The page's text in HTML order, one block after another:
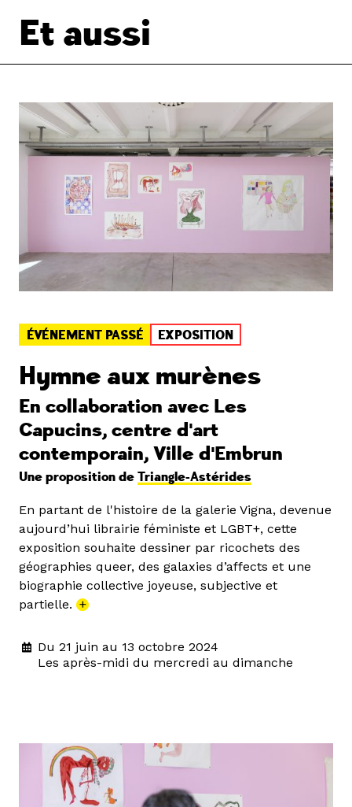
Et aussi
ÉVÉNEMENT PASSÉ EXPOSITION
Hymne aux murènes
En collaboration avec Les
Capucins, centre d'art
contemporain, Ville d'Embrun
Une proposition de Triangle-Astérides
En partant de l'histoire de la galerie Vigna, devenue
aujourd’hui librairie féministe et LGBT+, cette
exposition souhaite dessiner par ricochets des
géographies queer, des galaxies d’affects et une
biographie collective joyeuse, subjective et
partielle. +
Du 21 juin au 13 octobre 2024
Les après-midi du mercredi au dimanche